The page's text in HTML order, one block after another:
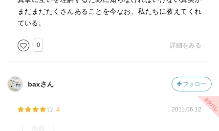
まだまだたくさんあることを今なお、私たちに教えてくれ
ている。
0 詳細をみる
baxさん フォロー
4 2011.06.12
［ 内容 ］